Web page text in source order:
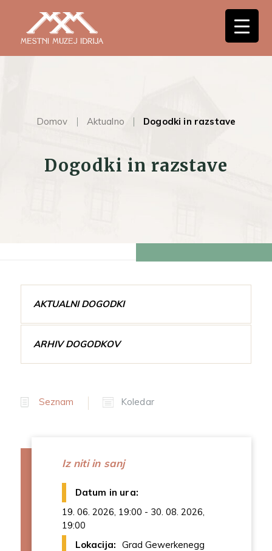
Domov Aktualno Dogodki in razstave
Dogodki in razstave
AKTUALNI DOGODKI
ARHIV DOGODKOV
Seznam Koledar
Iz niti in sanj
Datum in ura:
19. 06. 2026, 19:00 - 30. 08. 2026,
19:00
Lokacija: Grad Gewerkenegg